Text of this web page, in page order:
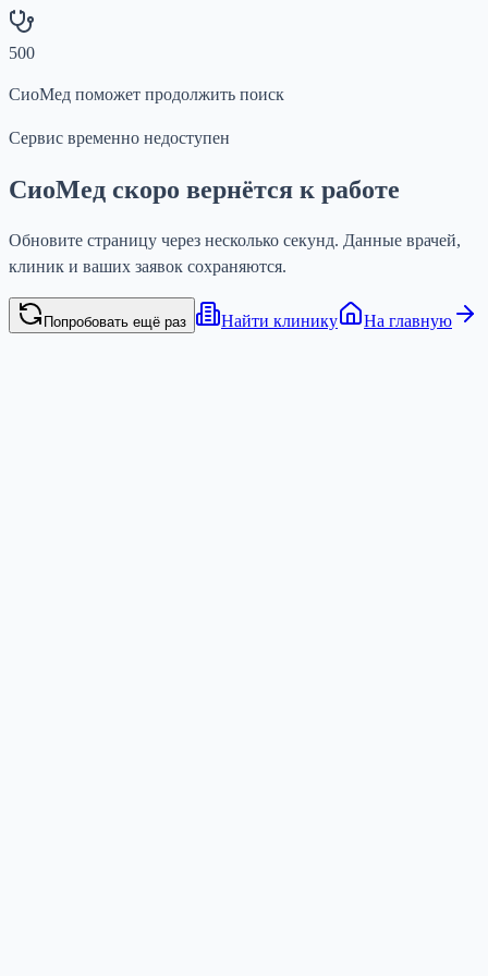
500
СиоМед поможет продолжить поиск
Сервис временно недоступен
СиоМед скоро вернётся к работе
Обновите страницу через несколько секунд. Данные врачей,
клиник и ваших заявок сохраняются.
Попробовать ещё раз Найти клинику На главную